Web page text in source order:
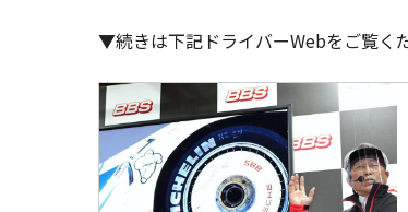
▼続きは下記ドライバーWebをご覧く